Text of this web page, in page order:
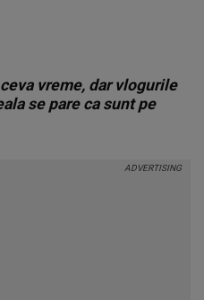
vreme, dar vlogurile
se pare ca sunt pe